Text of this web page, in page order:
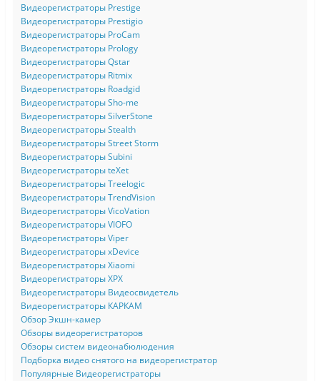
Видеорегистраторы Prestige
Видеорегистраторы Prestigio
Видеорегистраторы ProCam
Видеорегистраторы Prology
Видеорегистраторы Qstar
Видеорегистраторы Ritmix
Видеорегистраторы Roadgid
Видеорегистраторы Sho-me
Видеорегистраторы SilverStone
Видеорегистраторы Stealth
Видеорегистраторы Street Storm
Видеорегистраторы Subini
Видеорегистраторы teXet
Видеорегистраторы Treelogic
Видеорегистраторы TrendVision
Видеорегистраторы VicoVation
Видеорегистраторы VIOFO
Видеорегистраторы Viper
Видеорегистраторы xDevice
Видеорегистраторы Xiaomi
Видеорегистраторы XPX
Видеорегистраторы Видеосвидетель
Видеорегистраторы КАРКАМ
Обзор Экшн-камер
Обзоры видеорегистраторов
Обзоры систем видеонабюлюдения
Подборка видео снятого на видеорегистратор
Популярные Видеорегистраторы